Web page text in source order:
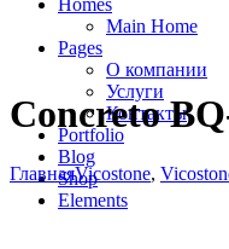
Homes
Main Home
Pages
О компании
Услуги
Контакты
Portfolio
Blog
Shop
Elements
Concreto
ГлавнаяVicostone,